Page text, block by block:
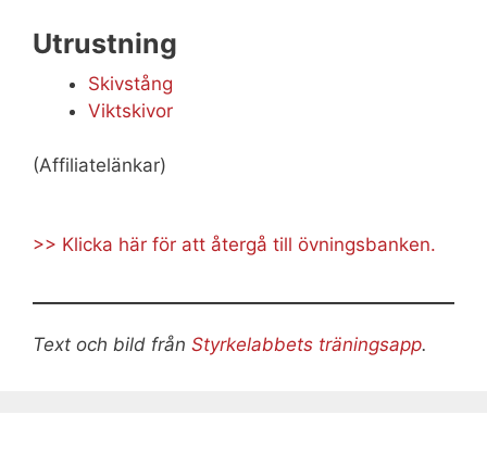
Utrustning
Skivstång
Viktskivor
(Affiliatelänkar)
>> Klicka här för att återgå till övningsbanken.
Text och bild från Styrkelabbets träningsapp.